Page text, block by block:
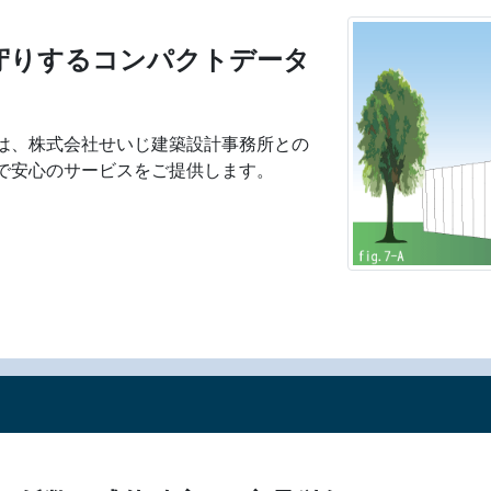
するコンパクトデータ
株式会社せいじ建築設計事務所との
心のサービスをご提供します。